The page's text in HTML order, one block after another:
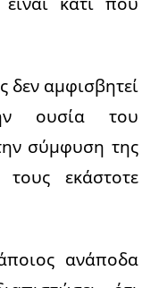
δεν αμφισβητεί
ουσία του
σύμφυση της
τους εκάστοτε
ανάποδα